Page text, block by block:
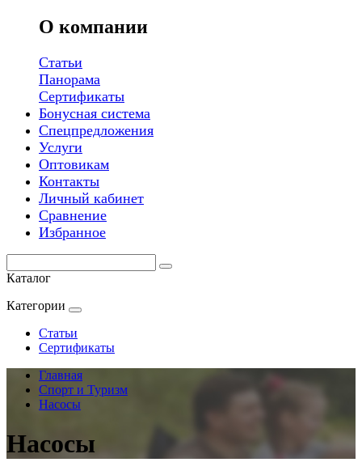
О компании
Статьи
Панорама
Сертификаты
Бонусная система
Спецпредложения
Услуги
Оптовикам
Контакты
Личный кабинет
Сравнение
Избранное
Каталог
Категории
Статьи
Сертификаты
Главная
Спорт и Туризм
Насосы
Насосы